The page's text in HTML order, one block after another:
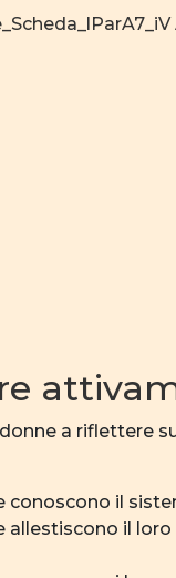
a riflettere
conoscono il
allestiscono il